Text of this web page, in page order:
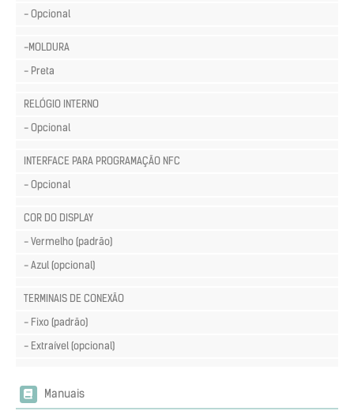
- Opcional
-MOLDURA
- Preta
RELÓGIO INTERNO
- Opcional
INTERFACE PARA PROGRAMAÇÃO NFC
- Opcional
COR DO DISPLAY
- Vermelho (padrão)
- Azul (opcional)
TERMINAIS DE CONEXÃO
- Fixo (padrão)
- Extraível (opcional)
Manuais